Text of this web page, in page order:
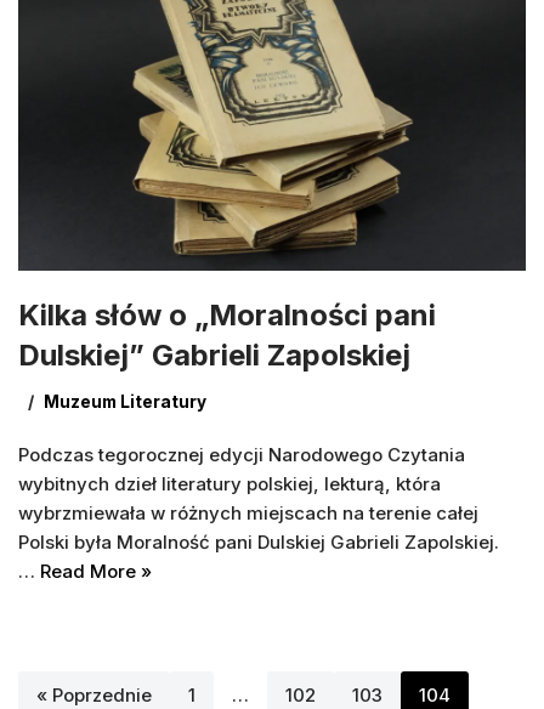
Kilka słów o „Moralności pani
Dulskiej” Gabrieli Zapolskiej
Muzeum Literatury
Podczas tegorocznej edycji Narodowego Czytania
wybitnych dzieł literatury polskiej, lekturą, która
wybrzmiewała w różnych miejscach na terenie całej
Polski była Moralność pani Dulskiej Gabrieli Zapolskiej.
… Read More »
« Poprzednie 1 … 102 103 104